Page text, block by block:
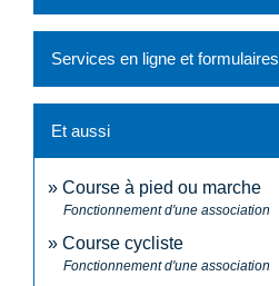
Services en ligne et formulaires
Et aussi
Course à pied ou marche
Fonctionnement d'une association
Course cycliste
Fonctionnement d'une association